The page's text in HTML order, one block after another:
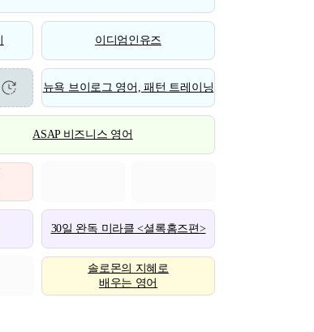
이디엄인유즈
뉴욕 브이로그 영어, 패턴 트레이닝
ASAP 비즈니스 영어
30일 완독 미라클 <셜록홈즈편>
솔로몬의 지혜로
배우는 영어